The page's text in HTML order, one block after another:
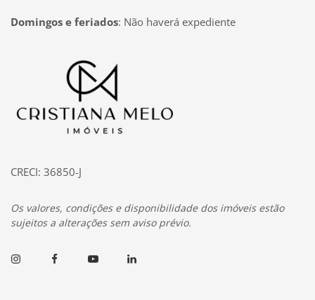
Domingos e feriados: Não haverá expediente
Página inicial
CRECI: 36850-J
Os valores, condições e disponibilidade dos imóveis estão
sujeitos a alterações sem aviso prévio.
InstagramFacebookYoutubeLinkedin